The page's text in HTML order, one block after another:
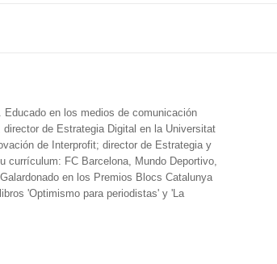
en los medios de comunicación
de Estrategia Digital en la Universitat
de Interprofit; director de Estrategia y
currículum: FC Barcelona, Mundo Deportivo,
en los Premios Blocs Catalunya
'Optimismo para periodistas' y 'La